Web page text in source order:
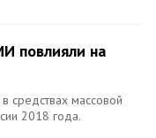
повлияли на
средствах массовой
2018 года.